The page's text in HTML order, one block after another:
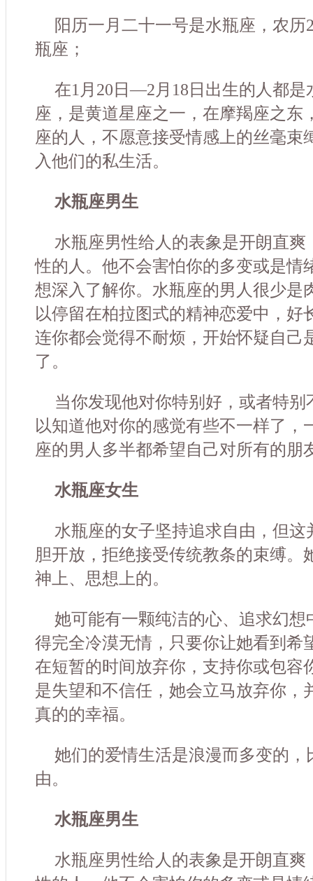
阳历一月二十一号是水瓶座，农历
瓶座；
在1月20日—2月18日出生的人都是
座，是黄道星座之一，在摩羯座之东
座的人，不愿意接受情感上的丝毫束
入他们的私生活。
水瓶座男生
水瓶座男性给人的表象是开朗直爽
性的人。他不会害怕你的多变或是情
想深入了解你。水瓶座的男人很少是
以停留在柏拉图式的精神恋爱中，好
连你都会觉得不耐烦，开始怀疑自己
了。
当你发现他对你特别好，或者特
以知道他对你的感觉有些不一样了，
座的男人多半都希望自己对所有的朋
水瓶座女生
水瓶座的女子坚持追求自由，但这
胆开放，拒绝接受传统教条的束缚。
神上、思想上的。
她可能有一颗纯洁的心、追求幻想
得完全冷漠无情，只要你让她看到希
在短暂的时间放弃你，支持你或包容
是失望和不信任，她会立马放弃你，
真的的幸福。
她们的爱情生活是浪漫而多变的，
由。
水瓶座男生
水瓶座男性给人的表象是开朗直爽